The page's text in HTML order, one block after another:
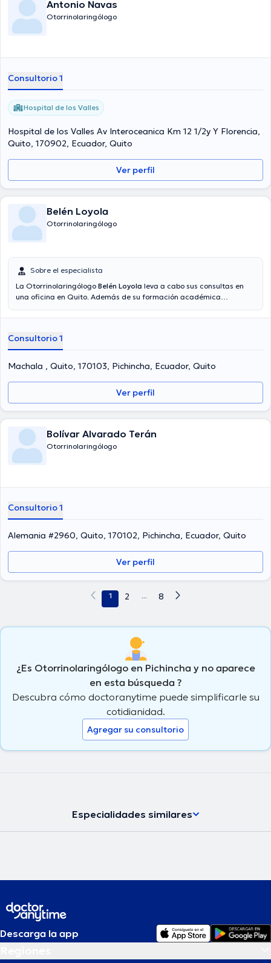
Antonio Navas
Otorrinolaringólogo
Consultorio 1
Hospital de los Valles
Hospital de los Valles Av Interoceanica Km 12 1/2y Y Florencia,
Quito, 170902, Ecuador, Quito
Ver perfil
Belén Loyola
Otorrinolaringólogo
Sobre el especialista
La Otorrinolaringólogo Belén Loyola leva a cabo sus consultas en
una oficina en Quito. Además de su formación académica
especialidad. La doctora tiene varios años de experiencia laboral en
miembro de diversas asociaciones médicas. Belén Loyola ha
contribuido en innumerables conferencias con la intención de lograr
tener una formación continua en su disciplina de especialización y
ha publicado diferentes comunicados.
Consultorio 1
Machala , Quito, 170103, Pichincha, Ecuador, Quito
Ver perfil
Bolívar Alvarado Terán
Otorrinolaringólogo
Consultorio 1
Alemania #2960, Quito, 170102, Pichincha, Ecuador, Quito
Ver perfil
1 2 ... 8
¿Es Otorrinolaringólogo en Pichincha y no aparece
en esta búsqueda ?
Descubra cómo doctoranytime puede simplificarle su
cotidianidad.
Agregar su consultorio
Especialidades similares
Descarga la app